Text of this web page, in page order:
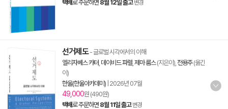
택배로 주문하면 8월 12일 출고 변경
선거제도- 글로벌 시각에서의 이해
엘리자베스 카터 데이비드 파렐 제마 룸스(지은이), 전용주(옮긴
이)
한울(한울아카데미) 2026년 07월
49,000원 (490원)
택배로 주문하면 8월 11일 출고 변경